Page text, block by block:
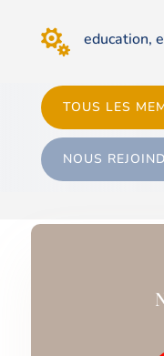
 education,
TOUS LES
NOUS